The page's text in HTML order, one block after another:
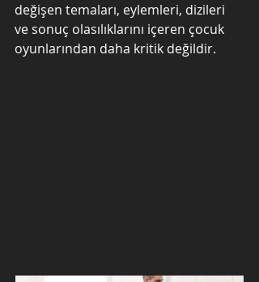
değişen temaları, eylemleri, dizileri
ve sonuç olasılıklarını içeren çocuk
oyunlarından daha kritik değildir.